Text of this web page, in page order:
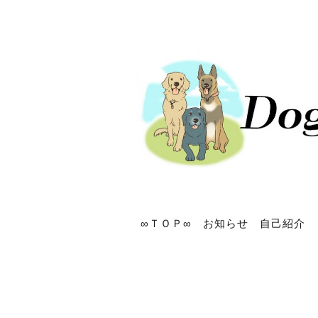
∞ＴＯＰ∞ お知らせ 自己紹介